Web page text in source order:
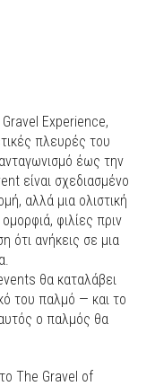
Experience,
πλευρές του
έως την
είναι σχεδιασμένο
αλλά μια ολιστική
φιλίες πριν
ότι ανήκεις σε μια
θα καταλάβει
του παλμό — και το
ο παλμός θα
The Gravel of